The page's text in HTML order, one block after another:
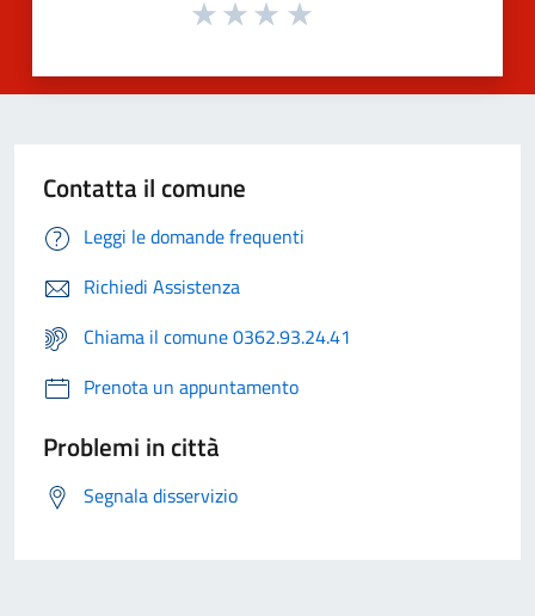
Contatta il comune
Leggi le domande frequenti
Richiedi Assistenza
Chiama il comune 0362.93.24.41
Prenota un appuntamento
Problemi in città
Segnala disservizio